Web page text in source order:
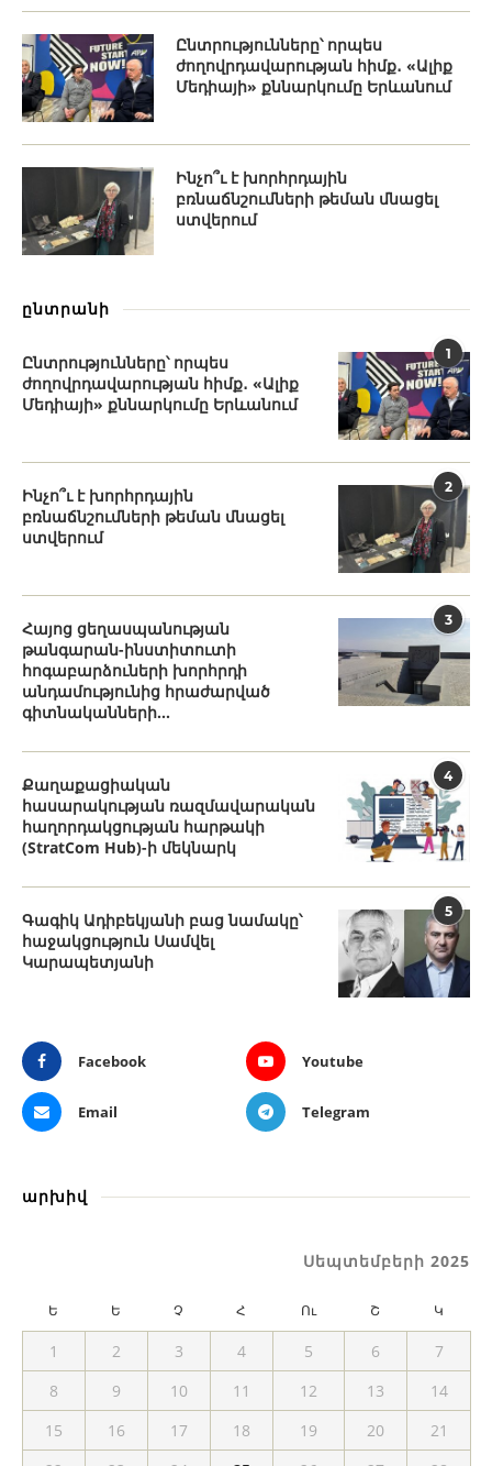
Ընտրությունները՝ որպես
ժողովրդավարության հիմք․ «Ալիք
Մեդիայի» քննարկումը Երևանում
Ինչո՞ւ է խորհրդային
բռնաճնշումների թեման մնացել
ստվերում
ընտրանի
1
Ընտրությունները՝ որպես
ժողովրդավարության հիմք․ «Ալիք
Մեդիայի» քննարկումը Երևանում
2
Ինչո՞ւ է խորհրդային
բռնաճնշումների թեման մնացել
ստվերում
3
Հայոց ցեղասպանության
թանգարան-ինստիտուտի
հոգաբարձուների խորհրդի
անդամությունից հրաժարված
գիտնականների...
4
Քաղաքացիական
հասարակության ռազմավարական
հաղորդակցության հարթակի
(StratCom Hub)-ի մեկնարկ
5
Գագիկ Ադիբեկյանի բաց նամակը՝
հաջակցություն Սամվել
Կարապետյանի
Facebook Youtube
Email Telegram
արխիվ
Սեպտեմբերի 2025
Ե Ե Չ Հ Ու Շ Կ
1 2 3 4 5 6
7
8
9 10 11 12 13
14
15
16 17 18 19 20
21